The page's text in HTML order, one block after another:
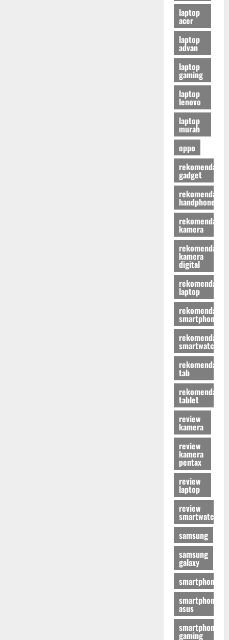
laptop
acer
laptop
advan
laptop
gaming
laptop
lenovo
laptop
murah
oppo
rekomendasi
gadget
rekomendasi
handphone
rekomendasi
kamera
rekomendasi
kamera
digital
rekomendasi
laptop
rekomendasi
smartphone
rekomendasi
smartwatch
rekomendasi
tab
rekomendasi
tablet
review
kamera
review
kamera
pentax
review
laptop
review
smartwatch
samsung
samsung
galaxy
smartphone
smartphone
asus
smartphone
gaming